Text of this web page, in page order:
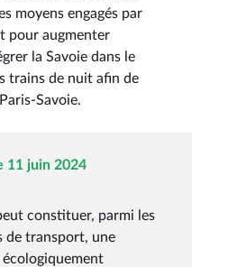
moyens engagés par
pour augmenter
la Savoie dans le
trains de nuit afin de
Savoie.
11 juin 2024
constituer, parmi les
de transport, une